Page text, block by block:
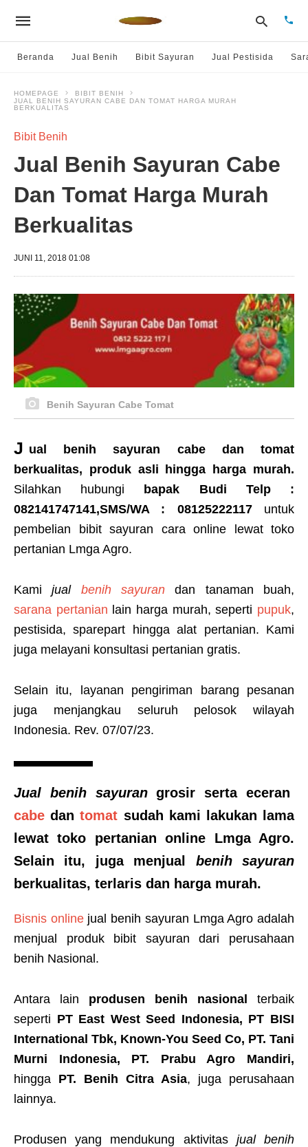
Beranda Jual Benih Bibit Sayuran Jual Pestisida
HOMEPAGE
BIBIT BENIH
JUAL BENIH SAYURAN CABE DAN TOMAT HARGA MURAH
BERKUALITAS
Bibit Benih
Jual Benih Sayuran Cabe
Dan Tomat Harga Murah
Berkualitas
JUNI 11, 2018 01:08
Benih Sayuran Cabe Tomat
J ual benih sayuran cabe dan tomat
berkualitas, produk asli hingga harga murah.
Silahkan hubungi bapak Budi Telp :
082141747141,SMS/WA : 08125222117 untuk
pembelian bibit sayuran cara online lewat toko
pertanian Lmga Agro.
Kami jual benih sayuran dan tanaman buah,
sarana pertanian lain harga murah, seperti pupuk,
pestisida, sparepart hingga alat pertanian. Kami
juga melayani konsultasi pertanian gratis.
Selain itu, layanan pengiriman barang pesanan
juga menjangkau seluruh pelosok wilayah
Indonesia. Rev. 07/07/23.
Jual benih sayurangrosir serta eceran
cabe dantomat sudah kami lakukan lama
lewattoko pertanian online Lmga Agro.
Selain itu, juga menjual
benih sayuran
berkualitas, terlaris dan harga murah.
Bisnis onlinejual benih sayuran Lmga Agro adalah
menjual produk bibit sayuran dari perusahaan
benih Nasional.
Antara lain produsen benih nasional terbaik
seperti PT East West Seed Indonesia, PT BISI
International Tbk, Known-You Seed Co, PT. Tani
Murni Indonesia, PT. Prabu Agro Mandiri,
hingga PT. Benih Citra Asia, juga perusahaan
lainnya.
Produsen yang mendukung aktivitas jual benih